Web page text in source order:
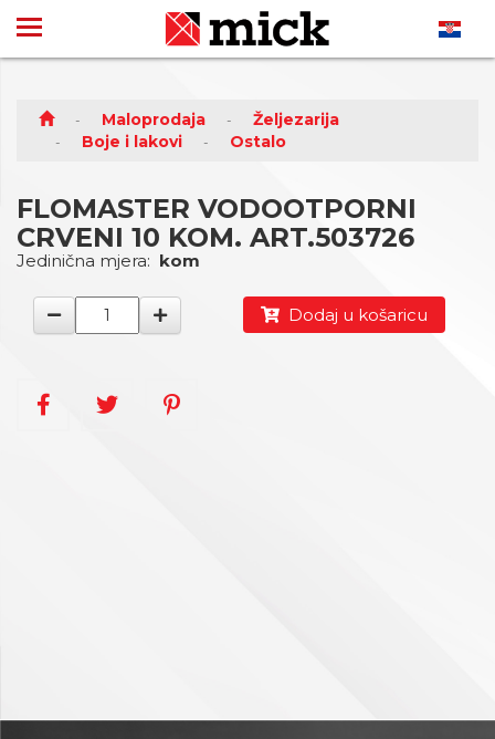
Maloprodaja
Željezarija
Boje i lakovi
Ostalo
FLOMASTER VODOOTPORNI
CRVENI 10 KOM. ART.503726
Jedinična mjera: kom
Dodaj u košaricu